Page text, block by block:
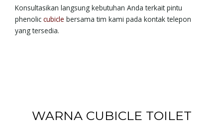
Konsultasikan langsung kebutuhan Anda terkait pintu
phenolic cubicle bersama tim kami pada kontak telepon
yang tersedia.
WARNA CUBICLE TOILET